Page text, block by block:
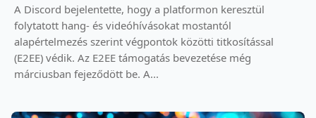
A Discord bejelentette, hogy a platformon keresztül
folytatott hang- és videóhívásokat mostantól
alapértelmezés szerint végpontok közötti titkosítással
(E2EE) védik. Az E2EE támogatás bevezetése még
márciusban fejeződött be. A...